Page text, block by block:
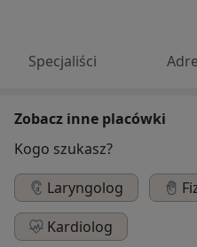
Specjaliści
Zobacz inne placówki
Kogo szukasz?
Laryngolog
Kardiolog